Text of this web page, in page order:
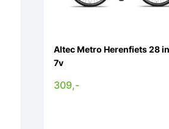
Altec Metro Herenfiets 28
7v
309,-